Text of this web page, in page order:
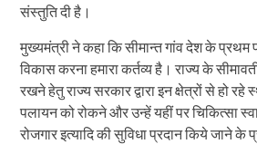
संस्तुति दी है।
मुख्यमंत्री ने कहा कि सीमान्त गांव देश के
विकास करना हमारा कर्तव्य है। राज्य के
रखने हेतु राज्य सरकार द्वारा इन क्षेत्रों से हो रहे
पलायन को रोकने और उन्हें यहीं पर चिकित्सा
रोजगार इत्यादि की सुविधा प्रदान किये जाने के